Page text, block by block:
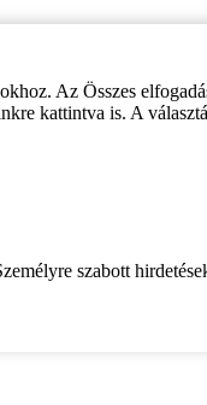
Az Összes
kattintva is. A
szabott